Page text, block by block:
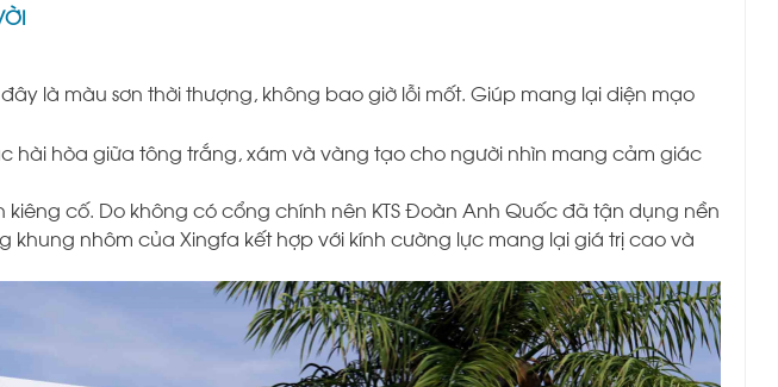
là màu sơn thời thượng, không bao giờ lỗi mốt. Giúp mang lại diện mạo
hài hòa giữa tông trắng, xám và vàng tạo cho người nhìn mang cảm giác
cố. Do không có cổng chính nên KTS Đoàn Anh Quốc đã tận dụng nền
nhôm của Xingfa kết hợp với kính cường lực mang lại giá trị cao và